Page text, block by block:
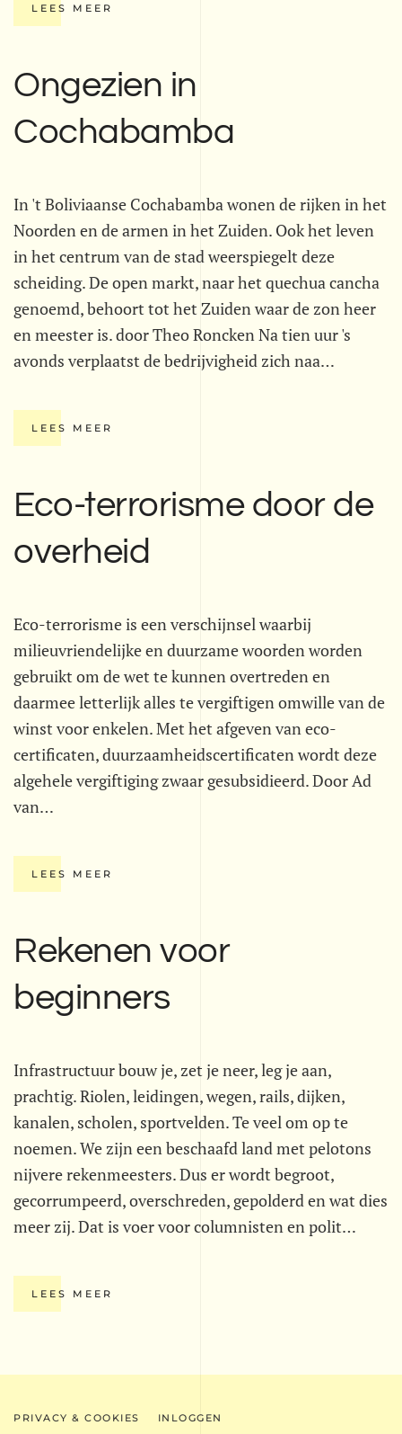
LEES MEER
Ongezien in
Cochabamba
In 't Boliviaanse Cochabamba wonen de rijken in het
Noorden en de armen in het Zuiden. Ook het leven
in het centrum van de stad weerspiegelt deze
scheiding. De open markt, naar het quechua cancha
genoemd, behoort tot het Zuiden waar de zon heer
en meester is. door Theo Roncken Na tien uur 's
avonds verplaatst de bedrijvigheid zich naa…
LEES MEER
Eco-terrorisme door de
overheid
Eco-terrorisme is een verschijnsel waarbij
milieuvriendelijke en duurzame woorden worden
gebruikt om de wet te kunnen overtreden en
daarmee letterlijk alles te vergiftigen omwille van de
winst voor enkelen. Met het afgeven van eco-
certificaten, duurzaamheidscertificaten wordt deze
algehele vergiftiging zwaar gesubsidieerd. Door Ad
van…
LEES MEER
Rekenen voor
beginners
Infrastructuur bouw je, zet je neer, leg je aan,
prachtig. Riolen, leidingen, wegen, rails, dijken,
kanalen, scholen, sportvelden. Te veel om op te
noemen. We zijn een beschaafd land met pelotons
nijvere rekenmeesters. Dus er wordt begroot,
gecorrumpeerd, overschreden, gepolderd en wat dies
meer zij. Dat is voer voor columnisten en polit…
LEES MEER
PRIVACY & COOKIES INLOGGEN